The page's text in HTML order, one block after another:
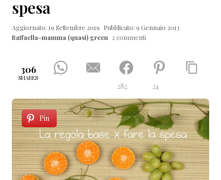
per
famiglie
spesa
Aggiornato: 19 Settembre 2019 Pubblicato: 9 Gennaio 2013
Raffaella-mamma (quasi) green 2 commenti
306
SHARES
282 24
Pin